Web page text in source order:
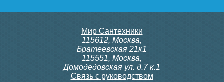
Мир Сантехники
115612, Москва,
Братеевская 21к1
115551, Москва,
Домодедовская ул. д.7 к.1
Связь с руководством